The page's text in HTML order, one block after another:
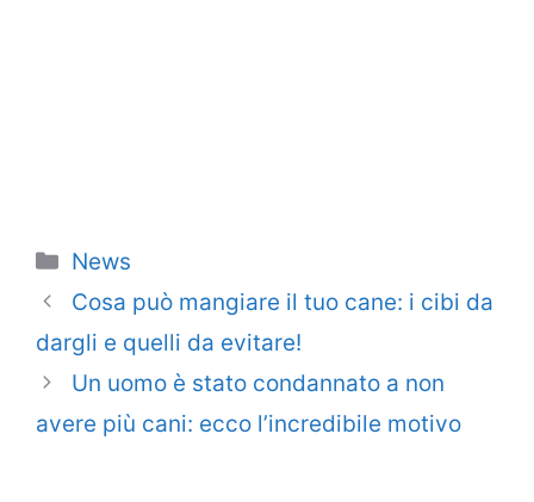
Categorie
News
Cosa può mangiare il tuo cane: i cibi da
dargli e quelli da evitare!
Un uomo è stato condannato a non
avere più cani: ecco l’incredibile motivo